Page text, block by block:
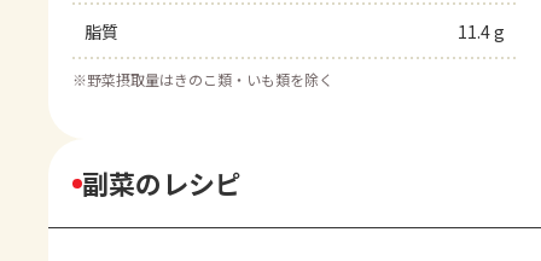
脂質 11.4 g
※野菜摂取量はきのこ類・いも類を除く
副菜のレシピ